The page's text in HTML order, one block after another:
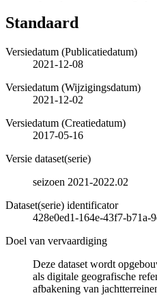
Standaard
Versiedatum (Publicatiedatum)
2021-12-08
Versiedatum (Wijzigingsdatum)
2021-12-02
Versiedatum (Creatiedatum)
2017-05-16
Versie dataset(serie)
seizoen 2021-2022.02
Dataset(serie) identificator
428e0ed1-164e-43f7-b71a-
Doel van vervaardiging
Deze dataset wordt
als digitale geografische
afbakening van